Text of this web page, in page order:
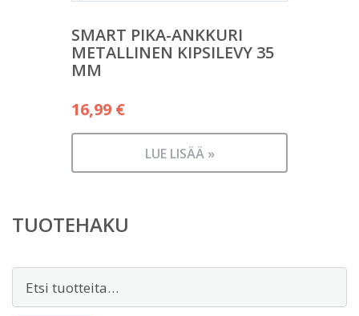
SMART PIKA-ANKKURI
METALLINEN KIPSILEVY 35
MM
16,99 €
LUE LISÄÄ »
TUOTEHAKU